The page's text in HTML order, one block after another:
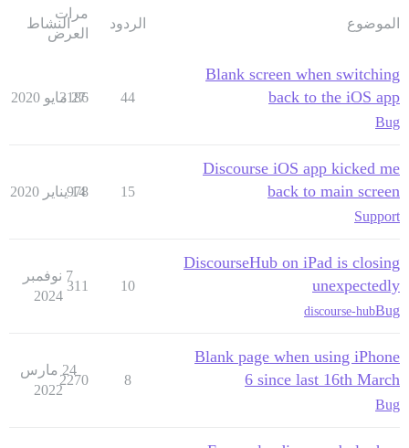
الموضوع الردود
مرات
العرض
النشاط
Blank screen when switching
back to the iOS app
Bug
44
3186
27 مايو 2020
Discourse iOS app kicked me
back to main screen
Support
15
978
14 يناير 2020
DiscourseHub on iPad is closing
unexpectedly
Bug
discourse-hub
10
311
7 نوفمبر
2024
Blank page when using iPhone
6 since last 16th March
Bug
8
2270
24 مارس
2022